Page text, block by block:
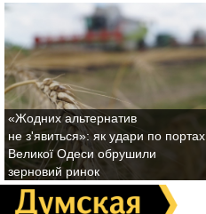
«Жодних альтернатив
не з'явиться»: як удари по портах
Великої Одеси обрушили
зерновий ринок